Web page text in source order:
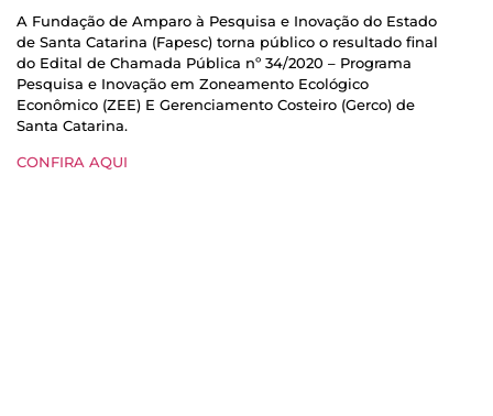
A Fundação de Amparo à Pesquisa e Inovação do Estado
de Santa Catarina (Fapesc) torna público o resultado final
do Edital de Chamada Pública nº 34/2020 – Programa
Pesquisa e Inovação em Zoneamento Ecológico
Econômico (ZEE) E Gerenciamento Costeiro (Gerco) de
Santa Catarina.
CONFIRA AQUI